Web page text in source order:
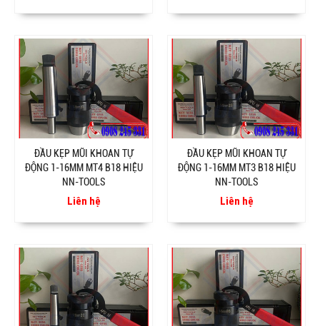
ĐẦU KẸP MŨI KHOAN TỰ
ĐỘNG 1-16MM MT4 B18 HIỆU
NN-TOOLS
Liên hệ
ĐẦU KẸP MŨI KHOAN TỰ
ĐỘNG 1-16MM MT3 B18 HIỆU
NN-TOOLS
Liên hệ